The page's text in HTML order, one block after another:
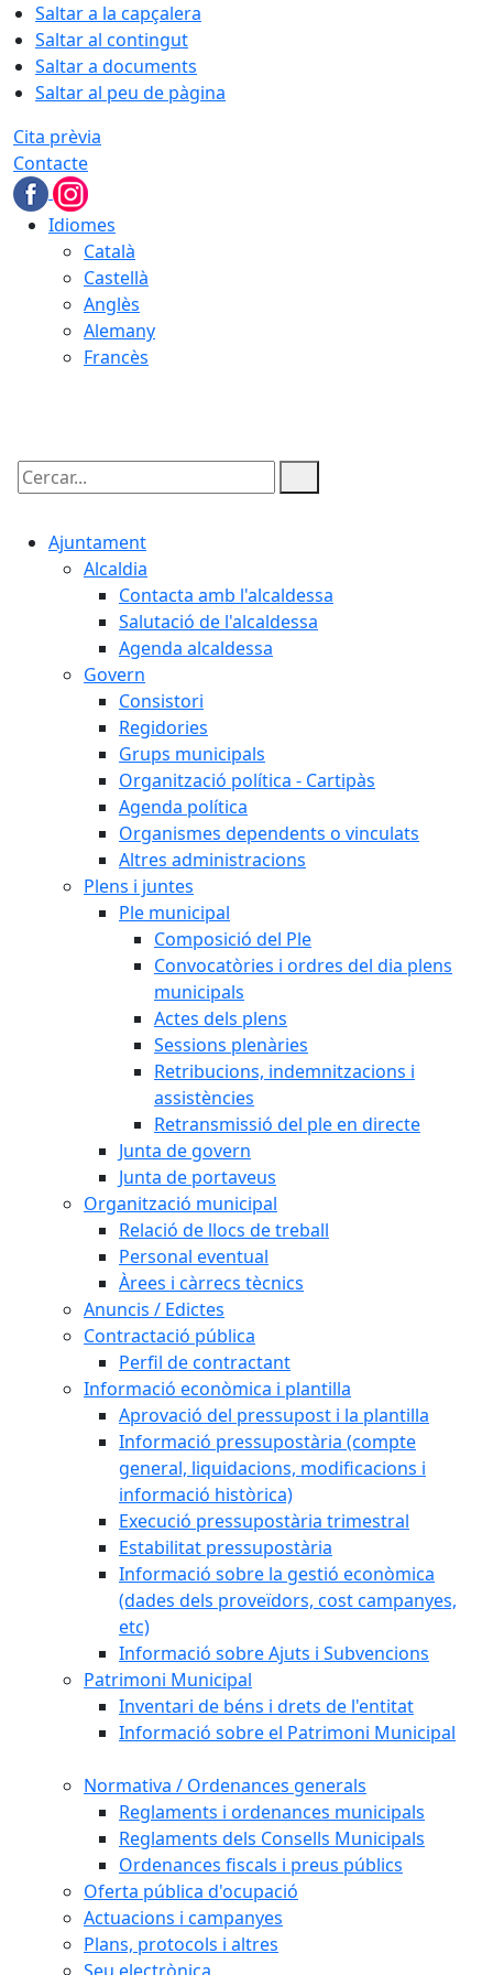
Saltar a la capçalera
Saltar al contingut
Saltar a documents
Saltar al peu de pàgina
Cita prèvia
Contacte
Idiomes
Català
Castellà
Anglès
Alemany
Francès
Cercar:
Ajuntament
Alcaldia
Contacta amb l'alcaldessa
Salutació de l'alcaldessa
Agenda alcaldessa
Govern
Consistori
Regidories
Grups municipals
Organització política - Cartipàs
Agenda política
Organismes dependents o vinculats
Altres administracions
Plens i juntes
Ple municipal
Composició del Ple
Convocatòries i ordres del dia plens
municipals
Actes dels plens
Sessions plenàries
Retribucions, indemnitzacions i
assistències
Retransmissió del ple en directe
Junta de govern
Junta de portaveus
Organització municipal
Relació de llocs de treball
Personal eventual
Àrees i càrrecs tècnics
Anuncis / Edictes
Contractació pública
Perfil de contractant
Informació econòmica i plantilla
Aprovació del pressupost i la plantilla
Informació pressupostària (compte
general, liquidacions, modificacions i
informació històrica)
Execució pressupostària trimestral
Estabilitat pressupostària
Informació sobre la gestió econòmica
(dades dels proveïdors, cost campanyes,
etc)
Informació sobre Ajuts i Subvencions
Patrimoni Municipal
Inventari de béns i drets de l'entitat
Informació sobre el Patrimoni Municipal
Normativa / Ordenances generals
Reglaments i ordenances municipals
Reglaments dels Consells Municipals
Ordenances fiscals i preus públics
Oferta pública d'ocupació
Actuacions i campanyes
Plans, protocols i altres